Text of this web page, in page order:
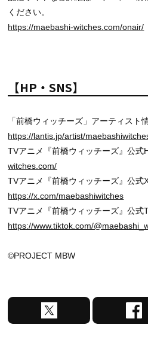
ください。
https://maebashi-witches.com/onair/
【HP・SNS】
「前橋ウィッチーズ」アーティスト
https://lantis.jp/artist/
TVアニメ『前橋ウィッチーズ』公式
witches.com/
TVアニメ『前橋ウィッチーズ』公式X
https://x.com/maebashiwitches
TVアニメ『前橋ウィッチーズ』公式
https://www.tiktok.com/
©PROJECT MBW
X
で
F
a